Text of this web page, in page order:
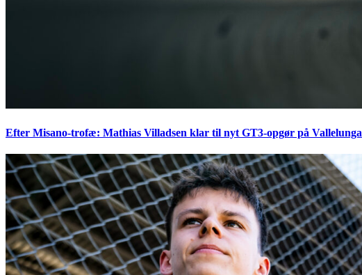
Efter Misano-trofæ: Mathias Villadsen klar til nyt GT3-opgør på Vallelunga